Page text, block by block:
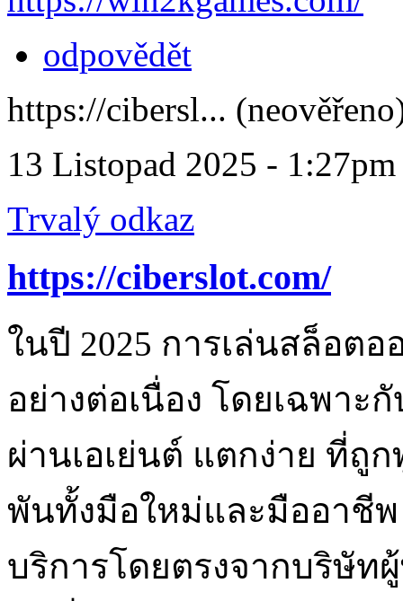
odpovědět
https://cibersl...
13 Listopad 2025 - 1:27pm
Trvalý odkaz
https://ciberslot.com/
ในปี 2025 การเล่นสล็อต
อย่างต่อเนื่อง โดยเฉพาะ
ผ่านเอเย่นต์ แตกง่าย ที่ถู
พันทั้งมือใหม่และมืออาชีพ
บริการโดยตรงจากบริษัท